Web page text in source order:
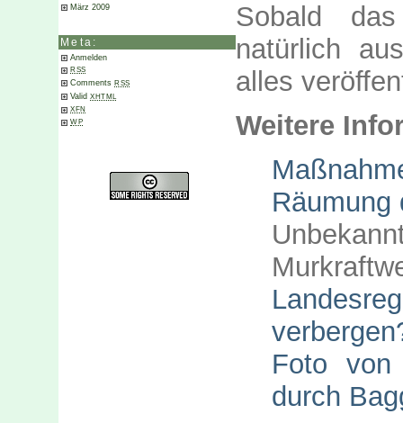
März 2009
Meta:
Anmelden
RSS
Comments RSS
Valid XHTML
XFN
WP
Sobald
natürlich
alles
Weitere
Räumung
Foto von
durch